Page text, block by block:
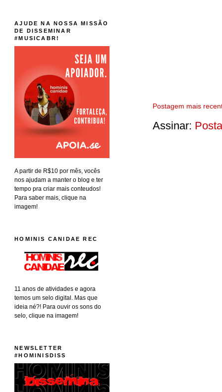
Postagem mais
Assinar:
AJUDE NA NOSSA MISSÃO
DE DISSEMINAR
#MUSICABR!
A partir de R$10 por mês, vocês
nos ajudam a manter o blog e ter
tempo pra criar mais conteudos!
Para saber mais, clique na
imagem!
HOMINIS CANIDAE REC
11 anos de atividades e agora
temos um selo digital. Mas que
ideia né?! Para ouvir os sons do
selo, clique na imagem!
NEWSLETTER
#HOMINISDISS